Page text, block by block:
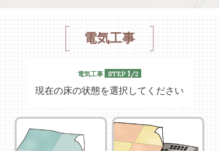
電気工事
電気工事 STEP 1/2
現在の床の状態を選択してください
プラン決定までの流れ